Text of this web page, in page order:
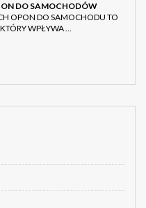
DO SAMOCHODÓW
OPON DO SAMOCHODU TO
WPŁYWA …